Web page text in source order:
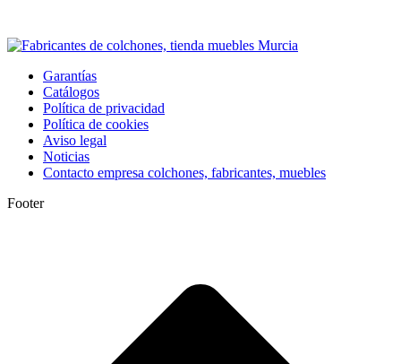
Garantías
Catálogos
Política de privacidad
Política de cookies
Aviso legal
Noticias
Contacto empresa colchones, fabricantes, muebles
Footer